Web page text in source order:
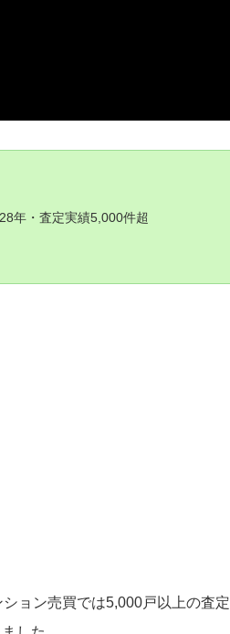
年・査定実績5,000件超
ョン売買では5,000戸以上の査定